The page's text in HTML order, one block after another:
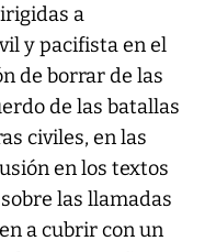
a
y pacifista en el
de borrar de las
de las batallas
civiles, en las
en los textos
las llamadas
a cubrir con un